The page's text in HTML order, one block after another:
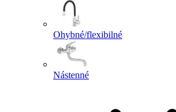
Ohybné/flexibilné
Nástenné